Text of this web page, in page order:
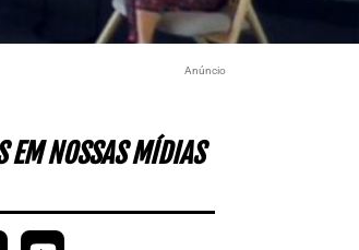
Anúncio
EM NOSSAS MÍDIAS